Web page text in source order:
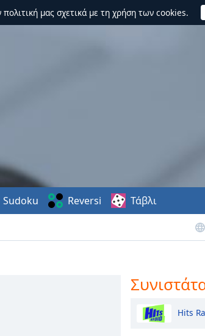
μας σχετικά με τη χρήση των cookies.
Sudoku Reversi Τάβλι
Hits